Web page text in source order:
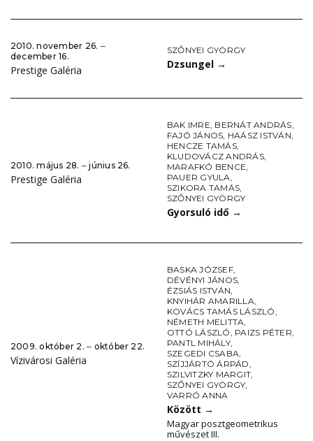
2010. november 26. ‒
december 16.
Prestige Galéria
SZŐNYEI GYÖRGY
Dzsungel →
2010. május 28. ‒ június 26.
Prestige Galéria
BAK IMRE, BERNÁT ANDRÁS,
FAJÓ JÁNOS, HAÁSZ ISTVÁN,
HENCZE TAMÁS,
KLUDOVÁCZ ANDRÁS,
MARAFKÓ BENCE,
PAUER GYULA,
SZIKORA TAMÁS,
SZŐNYEI GYÖRGY
Gyorsuló idő →
2009. október 2. ‒ október 22.
Vízivárosi Galéria
BASKA JÓZSEF,
DÉVÉNYI JÁNOS,
ÉZSIÁS ISTVÁN,
KNYIHÁR AMARILLA,
KOVÁCS TAMÁS LÁSZLÓ,
NÉMETH MELITTA,
OTTÓ LÁSZLÓ, PAIZS PÉTER,
PANTL MIHÁLY,
SZEGEDI CSABA,
SZÍJJÁRTÓ ÁRPÁD,
SZILVITZKY MARGIT,
SZŐNYEI GYÖRGY,
VARRÓ ANNA
Között →
Magyar posztgeometrikus
művészet III.